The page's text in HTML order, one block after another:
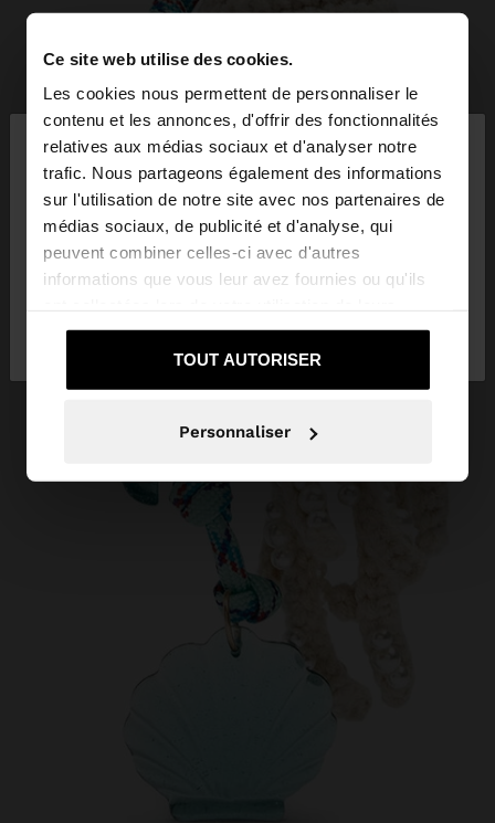
Ce site web utilise des cookies.
Les cookies nous permettent de personnaliser le
contenu et les annonces, d'offrir des fonctionnalités
relatives aux médias sociaux et d'analyser notre
trafic. Nous partageons également des informations
sur l'utilisation de notre site avec nos partenaires de
médias sociaux, de publicité et d'analyse, qui
peuvent combiner celles-ci avec d'autres
informations que vous leur avez fournies ou qu'ils
services.
TOUT AUTORISER
Personnaliser
bonjour ×
Vous accédez au site depuis Belgique. Voulez-vous
parcourir notre site au United States?